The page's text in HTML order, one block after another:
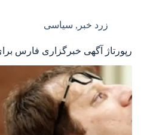
زرد خبر , سیاسی
رپورتاژ آگهی خبرگزاری فارس